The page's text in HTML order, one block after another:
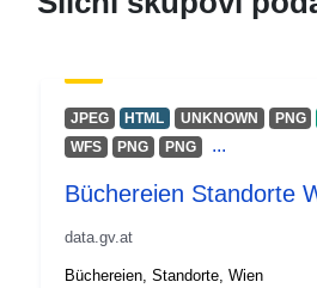
JPEG HTML UNKNOWN PNG
WFS
PNG PNG ...
Büchereien Standorte
data.gv.at
Büchereien, Standorte, Wien